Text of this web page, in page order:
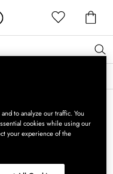
→
to analyze our traffic. You
cookies while using our
your experience of the